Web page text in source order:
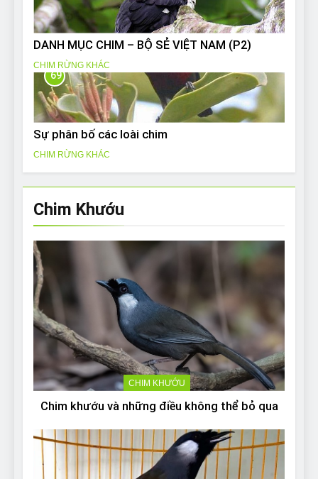
DANH MỤC CHIM – BỘ SẺ VIỆT NAM (P2)
CHIM RỪNG KHÁC
69
Sự phân bố các loài chim
CHIM RỪNG KHÁC
Chim Khướu
CHIM KHƯỚU
Chim khướu và những điều không thể bỏ qua